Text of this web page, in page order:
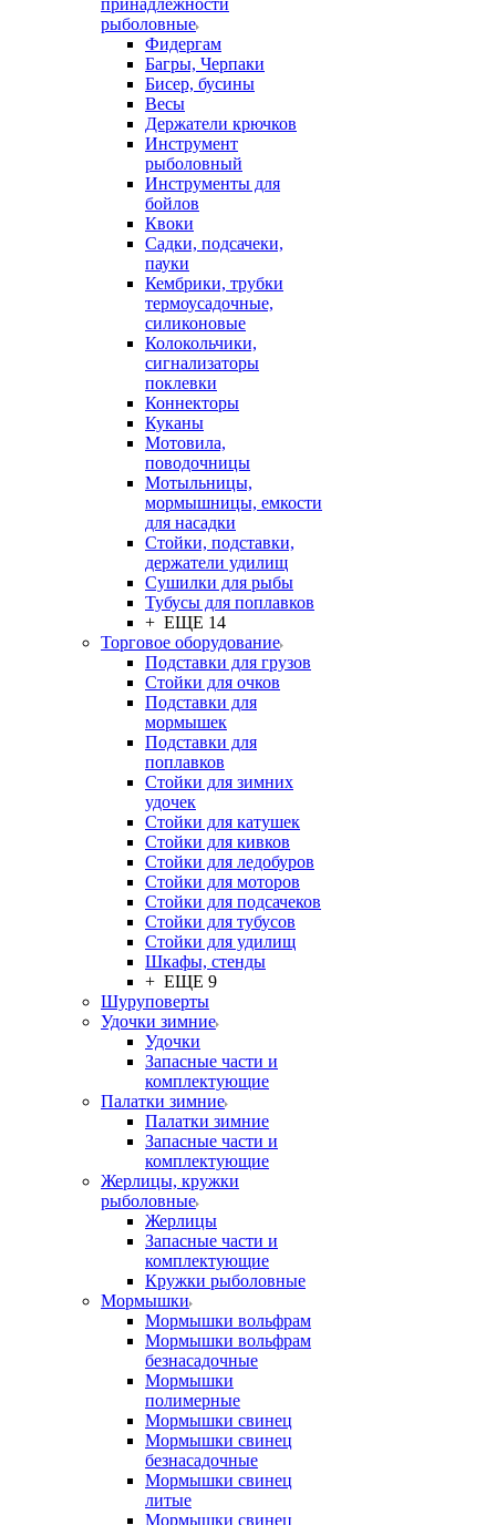
принадлежности
рыболовные
Фидергам
Багры, Черпаки
Бисер, бусины
Весы
Держатели крючков
Инструмент
рыболовный
Инструменты для
бойлов
Квоки
Садки, подсачеки,
пауки
Кембрики, трубки
термоусадочные,
силиконовые
Колокольчики,
сигнализаторы
поклевки
Коннекторы
Куканы
Мотовила,
поводочницы
Мотыльницы,
мормышницы, емкости
для насадки
Стойки, подставки,
держатели удилищ
Сушилки для рыбы
Тубусы для поплавков
+ ЕЩЕ 14
Торговое оборудование
Подставки для грузов
Стойки для очков
Подставки для
мормышек
Подставки для
поплавков
Стойки для зимних
удочек
Стойки для катушек
Стойки для кивков
Стойки для ледобуров
Стойки для моторов
Стойки для подсачеков
Стойки для тубусов
Стойки для удилищ
Шкафы, стенды
+ ЕЩЕ 9
Шуруповерты
Удочки зимние
Удочки
Запасные части и
комплектующие
Палатки зимние
Палатки зимние
Запасные части и
комплектующие
Жерлицы, кружки
рыболовные
Жерлицы
Запасные части и
комплектующие
Кружки рыболовные
Мормышки
Мормышки вольфрам
Мормышки вольфрам
безнасадочные
Мормышки
полимерные
Мормышки свинец
Мормышки свинец
безнасадочные
Мормышки свинец
литые
Мормышки свинец